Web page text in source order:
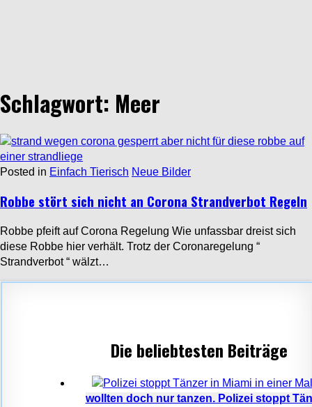
Schlagwort: Meer
Posted in Einfach Tierisch Neue Bilder
Robbe stört sich nicht an Corona Strandverbot Regeln
Robbe pfeift auf Corona Regelung Wie unfassbar dreist sich
diese Robbe hier verhält. Trotz der Coronaregelung “
Strandverbot “ wälzt…
Die beliebtesten Beiträge
wollten doch nur tanzen. Polizei stoppt